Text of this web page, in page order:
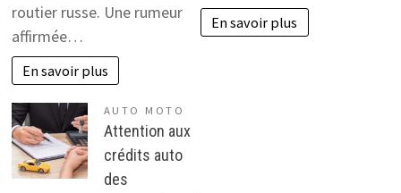
routier russe. Une rumeur
affirmée…
En savoir plus
En savoir plus
AUTO MOTO
Attention aux
crédits auto
des